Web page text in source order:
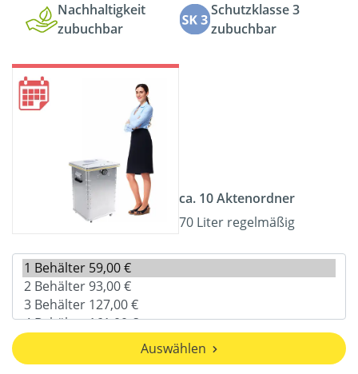
Nachhaltigkeit
zubuchbar
Schutzklasse 3
zubuchbar
ca. 10 Aktenordner
70 Liter regelmäßig
Auswählen